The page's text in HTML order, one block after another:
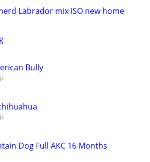
Labrador mix ISO new home
Bully
Dog Full AKC 16 Months